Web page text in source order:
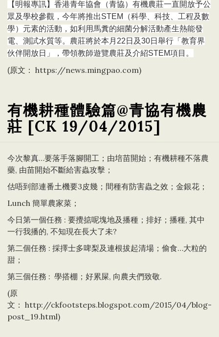
【明報專訊】香港青年協會（青協）有機農莊一直開放予公
眾及學校參觀，今年將推出STEM（科學、科技、工程及數
學）元素的活動，如利用馬糞的細菌分解活動產生熱能發
電、測試水質等。農莊將於本月22日及30日舉行「教育界
伙伴開放日」，帶領教師遊覽農莊及介紹STEM項目。
(原文： https://news.mingpao.com)
有機耕種體驗篇@青協有機農
莊 [CK 19/04/2015]
今次黎真…要落手落腳開工；由培苗開始；有機耕種不落農
藥, 由苗開始不斷給害蟲攻擊；
估唔到部連番土機要3皮幾；間種有防害蟲之效；金銀花；
Lunch 簡單農家菜；
今日第一個任務 : 要攪掂呢塊地及播種；排好；播種, 其中
一行我播的, 不知現在長大了未?
第二個任務 : 採擇士多啤梨及連根拔起清場；偷食…大粒的
甜；
第三個任務 : 學搭棚；好累屎, 向農夫們致敬.
(原
文： http://ckfootsteps.blogspot.com/2015/04/blog-
post_19.html)